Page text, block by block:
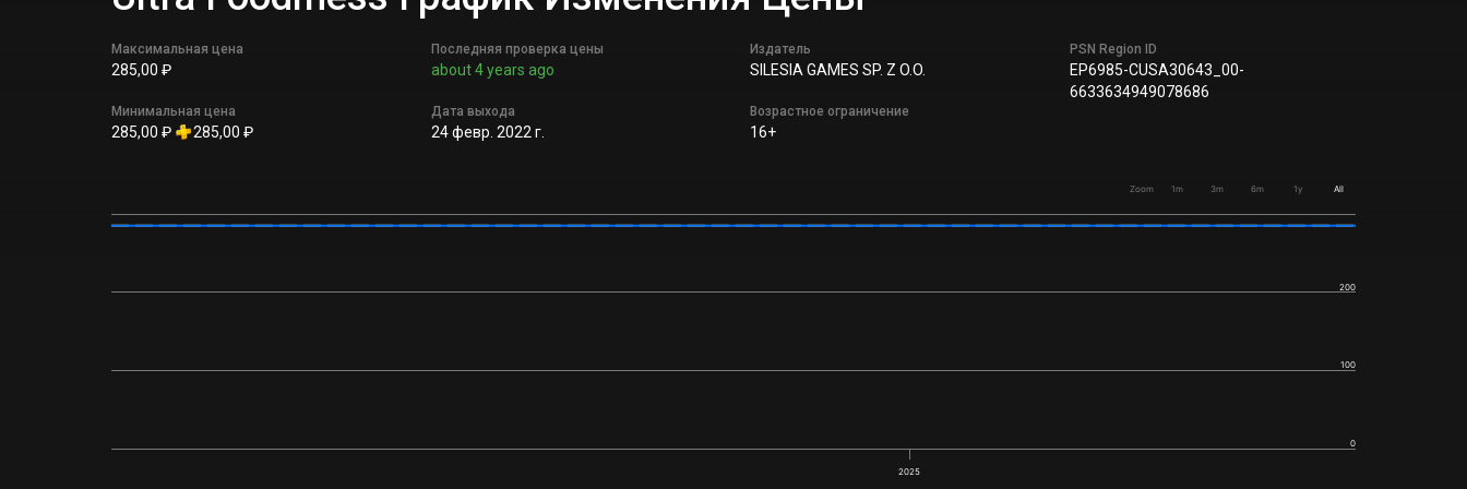
Максимальная цена
285,00 ₽
Минимальная цена
285,00 ₽ 285,00 ₽
Последняя проверка цены
about 4 years ago
Дата выхода
24 февр. 2022 г.
Издатель
SILESIA GAMES SP. Z O.O.
Возрастное ограничение
16+
PSN Region ID
EP6985-CUSA30643_00-
6633634949078686
Zoom 1m 3m 6m 1y All
2025
0
100
200